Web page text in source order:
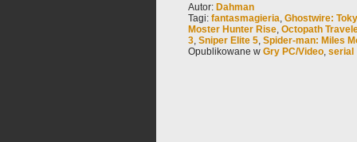
Autor: Dahman
Tagi: fantasmagieria, Ghostwire:
Moster Hunter Rise, Octopath
3, Sniper Elite 5, Spider-man: Miles
Opublikowane w Gry PC/Video, serial